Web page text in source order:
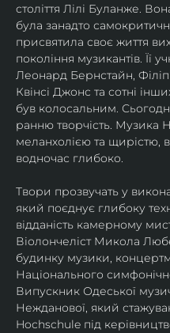
століття Лілі Буланже.
була занадто
присвятила своє життя
покоління музикантів. Її
Леонард Бернстайн,
Квінсі Джонс та сотні
був колосальним.
ранню творчість. Музика
меланхолією та щирістю,
водночас глибоко.
Твори прозвучать у
який поєднує глибоку
відданість камерному
Віолончеліст Микола
будинку музики,
Національного
Випускник Одеської
Нежданової, який
Hochschule під